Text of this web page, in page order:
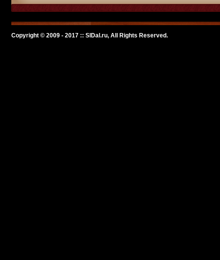
Copyright © 2009 - 2017 :: SlDal.ru, All Rights Reserved.